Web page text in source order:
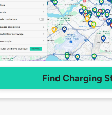
Find Charging